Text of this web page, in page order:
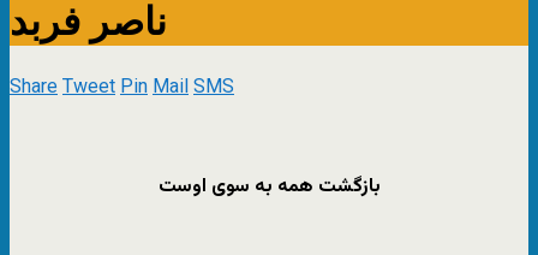
ناصر فربد
ShareTweetPinMailSMS
بازگشت همه به سوی اوست